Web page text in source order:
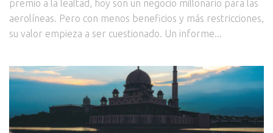
premio a la lealtad, hoy son un negocio millonario para las
aerolíneas. Pero con menos beneficios y más restricciones,
su valor empieza a ser cuestionado. Un informe...